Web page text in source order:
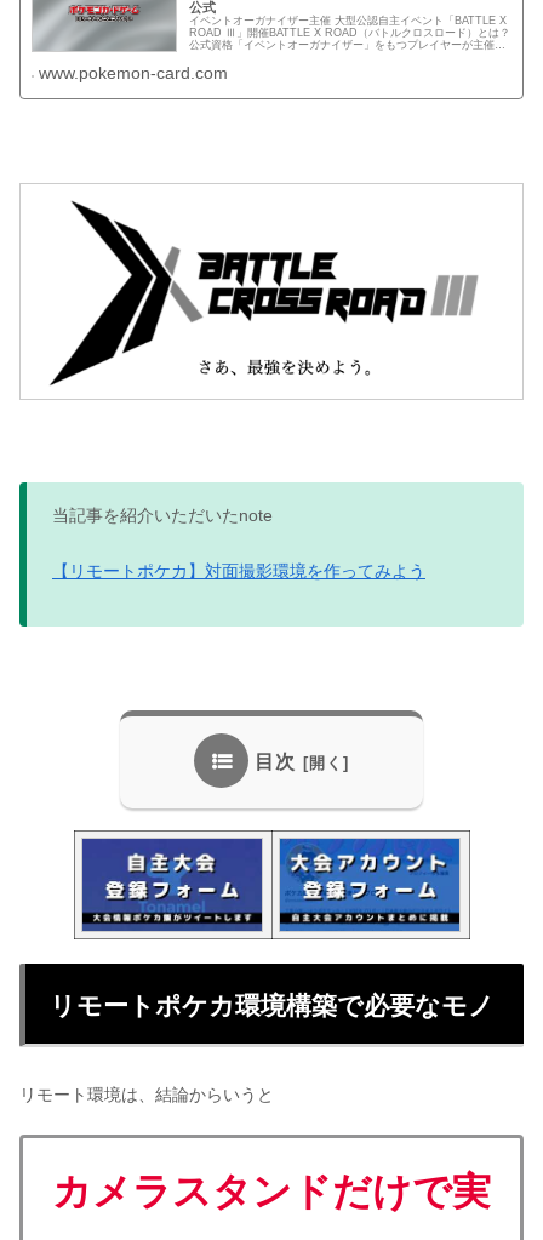
公式
イベントオーガナイザー主催 大型公認自主イベント「BATTLE X
ROAD Ⅲ」開催BATTLE X ROAD（バトルクロスロード）とは？
公式資格「イベントオーガナイザー」をもつプレイヤーが主催す
www.pokemon-card.com
当記事を紹介いただいたnote
【リモートポケカ】対面撮影環境を作ってみよう
目次
リモートポケカ環境構築で必要なモノ
リモート環境は、結論からいうと
カメラスタンドだけで実